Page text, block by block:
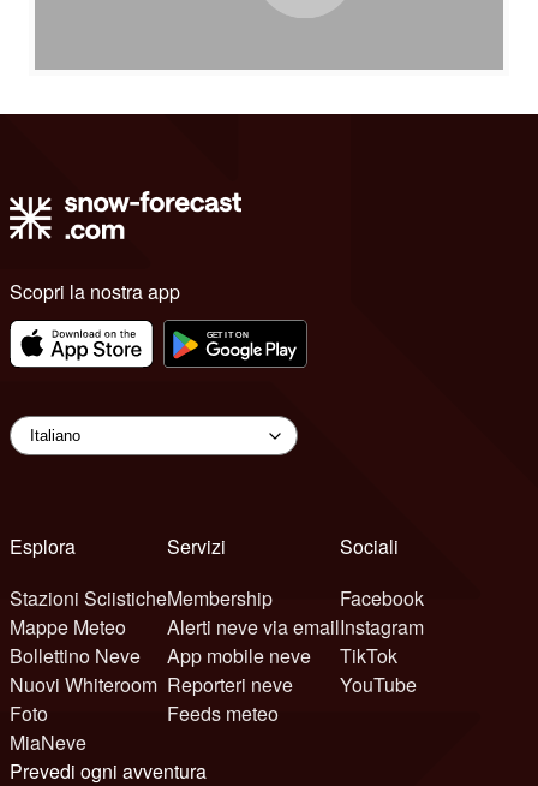
Scopri la nostra app
Esplora
Stazioni Sciistiche
Mappe Meteo
Bollettino Neve
Nuovi Whiteroom
Foto
MiaNeve
Servizi
Membership
Alerti neve via email
App mobile neve
Reporteri neve
Feeds meteo
Sociali
Facebook
Instagram
TikTok
YouTube
Prevedi ogni avventura